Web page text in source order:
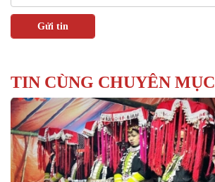
TIN CÙNG CHUYÊN MỤC